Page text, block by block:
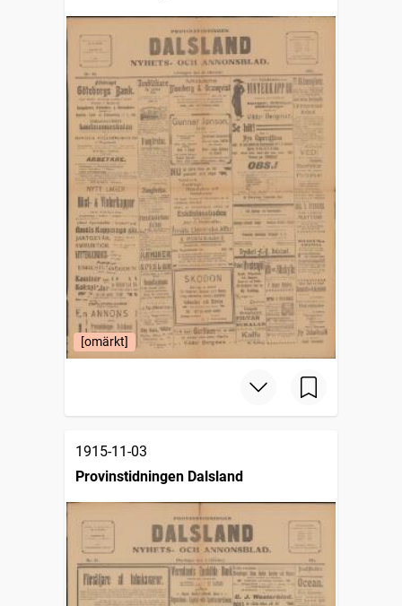
[omärkt]
1915-11-03
Provinstidningen Dalsland